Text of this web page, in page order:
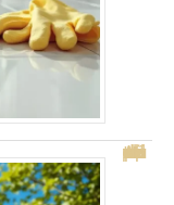
Abattement pour durée de détention : optimisez votre plus-value